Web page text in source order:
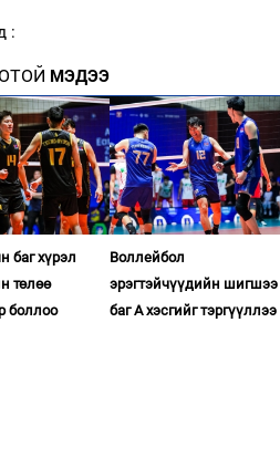
:
МЭДЭЭ
баг хүрэл
төлөө
боллоо
Воллейбол
эрэгтэйчүүдийн шигшээ
баг А хэсгийг тэргүүллээ